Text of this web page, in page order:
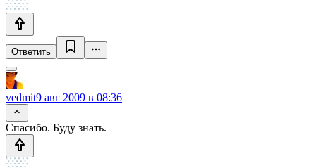
Ответить
vedmit9 авг 2009 в 08:36
Спасибо. Буду знать.